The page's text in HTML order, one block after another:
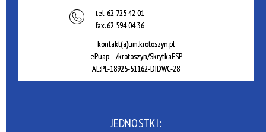
tel.62 725 42 01
fax.62 594 04 36
kontakt(a)um.krotoszyn.pl
ePuap: /krotoszyn/SkrytkaESP
AE:PL-18925-51162-DIDWC-28
JEDNOSTKI: